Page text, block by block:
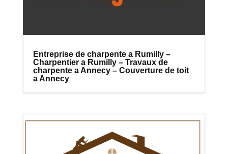
Entreprise de charpente a Rumilly –
Charpentier a Rumilly – Travaux de
charpente a Annecy – Couverture de toit
a Annecy